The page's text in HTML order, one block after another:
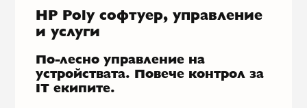
HP Poly софтуер, управление
и услуги
По-лесно управление на
устройствата. Повече контрол за
IT екипите.